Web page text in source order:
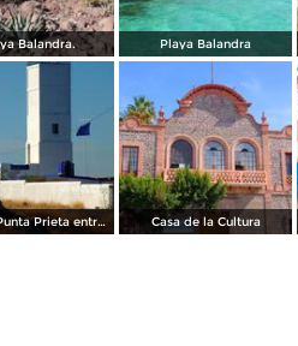
Balandra. Playa Balandra
Faro de Punta Prieta entre la Paz y Pichilingue Casa de la Cultura